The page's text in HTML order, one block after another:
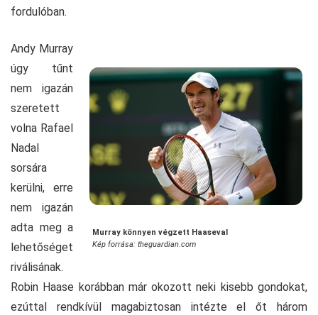
fordulóban.
Murray könnyen végzett Haaseval
Kép forrása: theguardian.com
Andy Murray
úgy tűnt
nem igazán
szeretett
volna Rafael
Nadal
sorsára
kerülni, erre
nem igazán
adta meg a
lehetőséget
riválisának.
Robin Haase korábban már okozott neki kisebb gondokat,
ezúttal rendkívül magabiztosan intézte el őt három